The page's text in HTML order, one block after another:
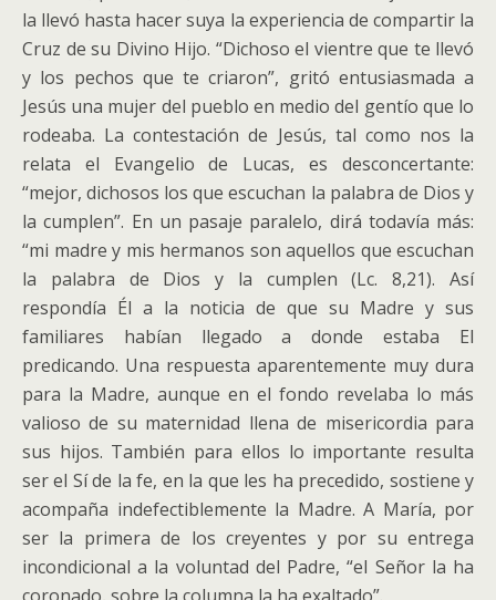
la llevó hasta hacer suya la experiencia de compartir la
Cruz de su Divino Hijo. “Dichoso el vientre que te llevó
y los pechos que te criaron”, gritó entusiasmada a
Jesús una mujer del pueblo en medio del gentío que lo
rodeaba. La contestación de Jesús, tal como nos la
relata el Evangelio de Lucas, es desconcertante:
“mejor, dichosos los que escuchan la palabra de Dios y
la cumplen”. En un pasaje paralelo, dirá todavía más:
“mi madre y mis hermanos son aquellos que escuchan
la palabra de Dios y la cumplen (Lc. 8,21). Así
respondía Él a la noticia de que su Madre y sus
familiares habían llegado a donde estaba El
predicando. Una respuesta aparentemente muy dura
para la Madre, aunque en el fondo revelaba lo más
valioso de su maternidad llena de misericordia para
sus hijos. También para ellos lo importante resulta
ser el Sí de la fe, en la que les ha precedido, sostiene y
acompaña indefectiblemente la Madre. A María, por
ser la primera de los creyentes y por su entrega
incondicional a la voluntad del Padre, “el Señor la ha